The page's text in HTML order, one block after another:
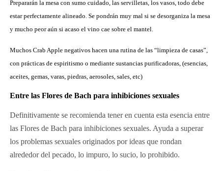
Prepararán la mesa con sumo cuidado, las servilletas, los vasos, todo debe
estar perfectamente alineado. Se pondrán muy mal si se desorganiza la mesa
y mucho peor aún si acaso el vino cae sobre el mantel.
Muchos Crab Apple negativos hacen una rutina de las “limpieza de casas”,
con prácticas de espiritismo o mediante sustancias purificadoras, (esencias,
aceites, gemas, varas, piedras, aerosoles, sales, etc)
Entre las Flores de Bach para inhibiciones sexuales
Definitivamente se recomienda tener en cuenta esta esencia entre
las Flores de Bach para inhibiciones sexuales. Ayuda a superar
los problemas sexuales originados por ideas que rondan
alrededor del pecado, lo impuro, lo sucio, lo prohibido.